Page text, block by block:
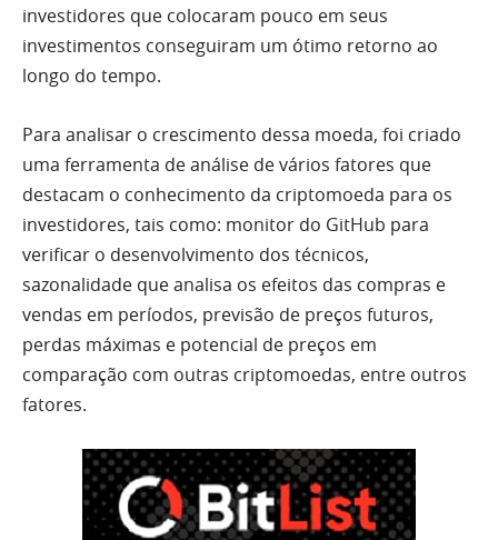
investidores que colocaram pouco em seus
investimentos conseguiram um ótimo retorno ao
longo do tempo.
Para analisar o crescimento dessa moeda, foi criado
uma ferramenta de análise de vários fatores que
destacam o conhecimento da criptomoeda para os
investidores, tais como: monitor do GitHub para
verificar o desenvolvimento dos técnicos,
sazonalidade que analisa os efeitos das compras e
vendas em períodos, previsão de preços futuros,
perdas máximas e potencial de preços em
comparação com outras criptomoedas, entre outros
fatores.